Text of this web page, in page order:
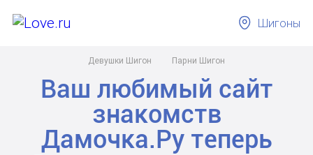
Девушки Шигон Парни Шигон
Шигоны
Ваш любимый сайт
знакомств
Дамочка.Рутеперь